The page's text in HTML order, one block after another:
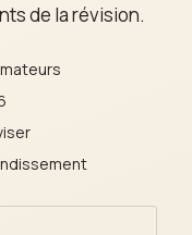
de la révision.